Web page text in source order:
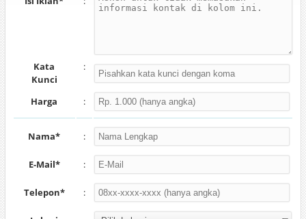
Kata
Kunci
:
Harga :
Nama* :
E-Mail* :
Telepon* :